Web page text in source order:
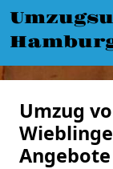
Umzug
Angebote